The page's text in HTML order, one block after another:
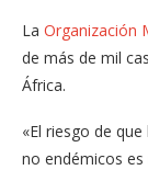
La Organización
de más de mil
África.
«El riesgo de
no endémicos es